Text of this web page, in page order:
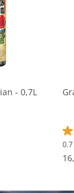
- 0,7L
von 0.7